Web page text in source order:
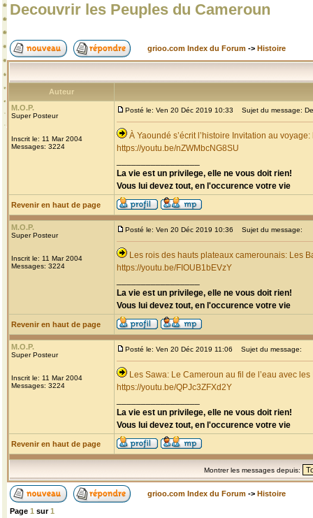
Decouvrir les Peuples du Cameroun
grioo.com Index du Forum -> Histoire
Auteur
M.O.P.
Super Posteur
Inscrit le: 11 Mar 2004
Messages: 3224
Posté le: Ven 20 Déc 2019 10:33 Sujet du message:
À Yaoundé s’écrit l’histoire Invitation au
https://youtu.be/nZWMbcNG8SU
La vie est un privilege, elle ne vous doit rien!
Vous lui devez tout, en l'occurence votre vie
Revenir en haut de page
M.O.P.
Super Posteur
Inscrit le: 11 Mar 2004
Messages: 3224
Posté le: Ven 20 Déc 2019 10:36 Sujet du message:
Les rois des hauts plateaux camerounais: Les
https://youtu.be/FIOUB1bEVzY
La vie est un privilege, elle ne vous doit rien!
Vous lui devez tout, en l'occurence votre vie
Revenir en haut de page
M.O.P.
Super Posteur
Inscrit le: 11 Mar 2004
Messages: 3224
Posté le: Ven 20 Déc 2019 11:06 Sujet du message:
Les Sawa: Le Cameroun au fil de l’eau avec
https://youtu.be/QPJc3ZFXd2Y
La vie est un privilege, elle ne vous doit rien!
Vous lui devez tout, en l'occurence votre vie
Revenir en haut de page
Montrer les messages depuis:
grioo.com Index du Forum -> Histoire
Page 1 sur1